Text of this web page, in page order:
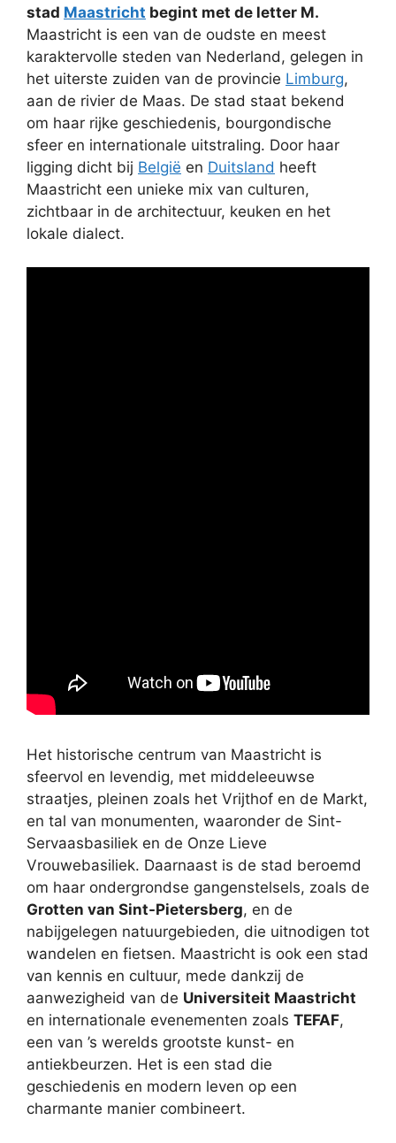
stad Maastricht begint met de letter M.
Maastricht is een van de oudste en meest
karaktervolle steden van Nederland, gelegen in
het uiterste zuiden van de provincie Limburg,
aan de rivier de Maas. De stad staat bekend
om haar rijke geschiedenis, bourgondische
sfeer en internationale uitstraling. Door haar
ligging dicht bij België en Duitsland heeft
Maastricht een unieke mix van culturen,
zichtbaar in de architectuur, keuken en het
lokale dialect.
Het historische centrum van Maastricht is
sfeervol en levendig, met middeleeuwse
straatjes, pleinen zoals het Vrijthof en de Markt,
en tal van monumenten, waaronder de Sint-
Servaasbasiliek en de Onze Lieve
Vrouwebasiliek. Daarnaast is de stad beroemd
om haar ondergrondse gangenstelsels, zoals de
Grotten van Sint-Pietersberg, en de
nabijgelegen natuurgebieden, die uitnodigen tot
wandelen en fietsen. Maastricht is ook een stad
van kennis en cultuur, mede dankzij de
aanwezigheid van de Universiteit Maastricht
en internationale evenementen zoals TEFAF,
een van ’s werelds grootste kunst- en
antiekbeurzen. Het is een stad die
geschiedenis en modern leven op een
charmante manier combineert.